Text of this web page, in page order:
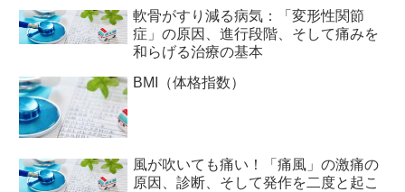
軟骨がすり減る病気：「変形性関節
症」の原因、進行段階、そして痛みを
和らげる治療の基本
BMI（体格指数）
風が吹いても痛い！「痛風」の激痛の
原因、診断、そして発作を二度と起こ